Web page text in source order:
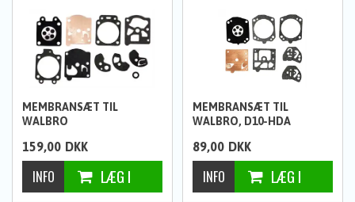
MEMBRANSÆT TIL
WALBRO
159,00 DKK
MEMBRANSÆT TIL
WALBRO, D10-HDA
89,00 DKK